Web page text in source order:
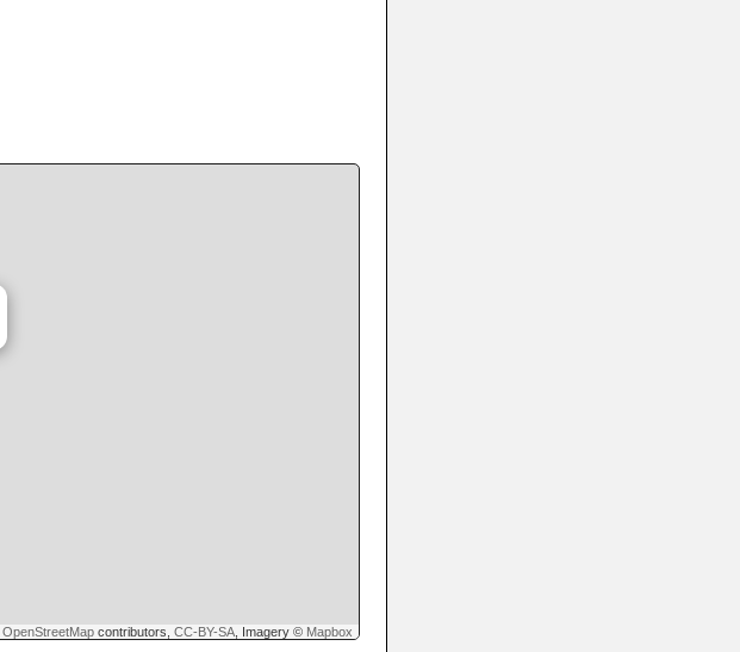
OpenStreetMapcontributors, CC-BY-SA, Imagery © Mapbox